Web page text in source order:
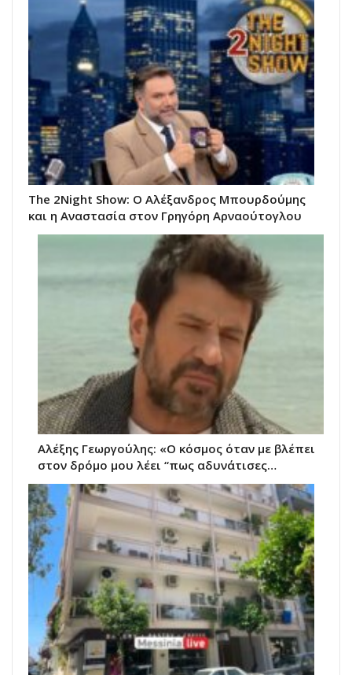
The 2Night Show: Ο Αλέξανδρος Μπουρδούμης
και η Αναστασία στον Γρηγόρη Αρναούτογλου
Αλέξης Γεωργούλης: «Ο κόσμος όταν με βλέπει
στον δρόμο μου λέει “πως αδυνάτισες…